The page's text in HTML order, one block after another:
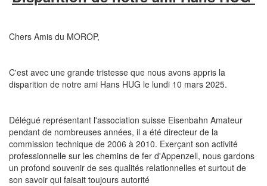
Chers Amis du MOROP,
C'est avec une grande tristesse que nous avons appris la
disparition de notre ami Hans HUG le lundi 10 mars 2025.
Délégué représentant l'association suisse Eisenbahn Amateur
pendant de nombreuses années, il a été directeur de la
commission technique de 2006 à 2010. Exerçant son activité
professionnelle sur les chemins de fer d'Appenzell, nous gardons
un profond souvenir de ses qualités relationnelles et surtout de
son savoir qui faisait toujours autorité